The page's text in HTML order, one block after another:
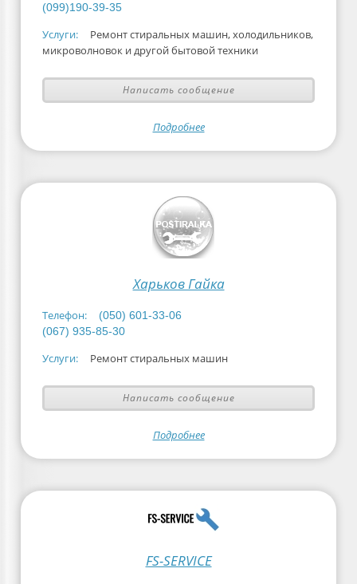
(099)190-39-35
Услуги:
Ремонт стиральных машин, холодильников,
микроволновок и другой бытовой техники
Написать сообщение
Подробнее
Харьков Гайка
Телефон:
(050) 601-33-06
(067) 935-85-30
Услуги: Ремонт стиральных машин
Написать сообщение
Подробнее
FS-SERVICE